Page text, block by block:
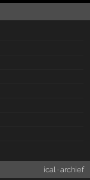
ical· archief